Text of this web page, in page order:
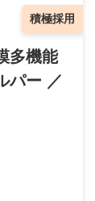
積極採用
多機能
パー ／